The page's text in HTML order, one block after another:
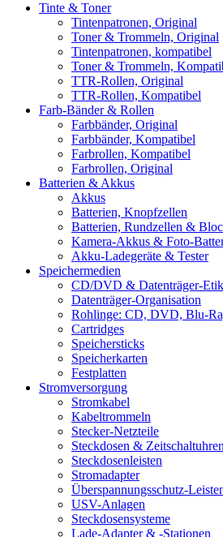
Tinte & Toner
Tintenpatronen, Original
Toner & Trommeln, Original
Tintenpatronen, kompatibel
Toner & Trommeln,
TTR-Rollen, Original
TTR-Rollen, Kompatibel
Farb-Bänder & Rollen
Farbbänder, Original
Farbbänder, Kompatibel
Farbrollen, Kompatibel
Farbrollen, Original
Batterien & Akkus
Akkus
Batterien, Knopfzellen
Batterien, Rundzellen &
Kamera-Akkus & Foto-
Akku-Ladegeräte & Tester
Speichermedien
CD/DVD & Datenträger-
Datenträger-Organisation
Rohlinge: CD, DVD, Blu-
Cartridges
Speichersticks
Speicherkarten
Festplatten
Stromversorgung
Stromkabel
Kabeltrommeln
Stecker-Netzteile
Steckdosen & Zeitschaltuhren
Steckdosenleisten
Stromadapter
Überspannungsschutz-
USV-Anlagen
Steckdosensysteme
Lade-Adapter & -Stationen